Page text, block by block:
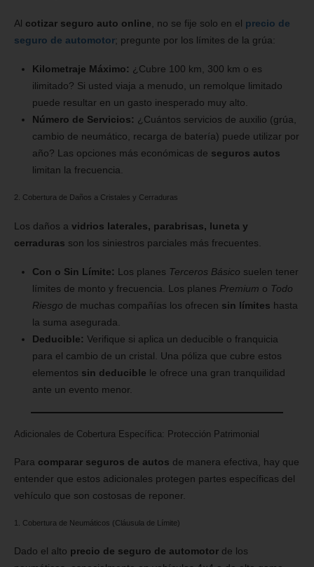
Al cotizar seguro auto online , no se fije solo en el precio de
seguro de automotor; pregunte por los límites de la grúa:
Kilometraje Máximo: ¿Cubre 100 km, 300 km o es
ilimitado? Si usted viaja a menudo, un remolque limitado
puede resultar en un gasto inesperado muy alto.
Número de Servicios: ¿Cuántos servicios de auxilio (grúa,
cambio de neumático, recarga de batería) puede utilizar por
año? Las opciones más económicas de seguros autos
limitan la frecuencia.
2. Cobertura de Daños a Cristales y Cerraduras
Los daños a vidrios laterales, parabrisas, luneta y
cerraduras son los siniestros parciales más frecuentes.
Con o Sin Límite: Los planes Terceros Básico suelen tener
límites de monto y frecuencia. Los planes Premium o Todo
Riesgo de muchas compañías los ofrecen sin límites hasta
la suma asegurada.
Deducible: Verifique si aplica un deducible o franquicia
para el cambio de un cristal. Una póliza que cubre estos
elementos sin deducible le ofrece una gran tranquilidad
ante un evento menor.
Adicionales de Cobertura Específica: Protección Patrimonial
Para comparar seguros de autos de manera efectiva, hay que
entender que estos adicionales protegen partes específicas del
vehículo que son costosas de reponer.
1. Cobertura de Neumáticos (Cláusula de Límite)
Dado el alto precio de seguro de automotor de los